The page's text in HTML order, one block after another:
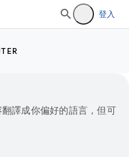
登入
譯成你偏好的語言，但可